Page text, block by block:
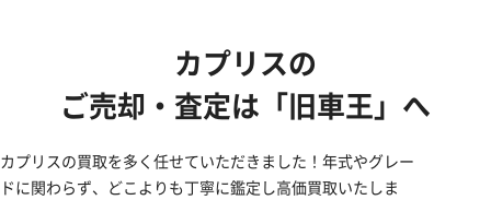
カプリスの
ご売却・査定は「旧車王」へ
カプリスの買取を多く任せていただきました！年式やグレー
ドに関わらず、どこよりも丁寧に鑑定し高価買取いたしま